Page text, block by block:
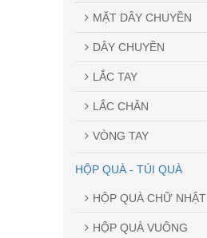
MẶT DÂY CHUYỀN
DÂY CHUYỀN
LẮC TAY
LẮC CHÂN
VÒNG TAY
HỘP QUÀ - TÚI QUÀ
HỘP QUÀ CHỮ NHẬT
HỘP QUÀ VUÔNG